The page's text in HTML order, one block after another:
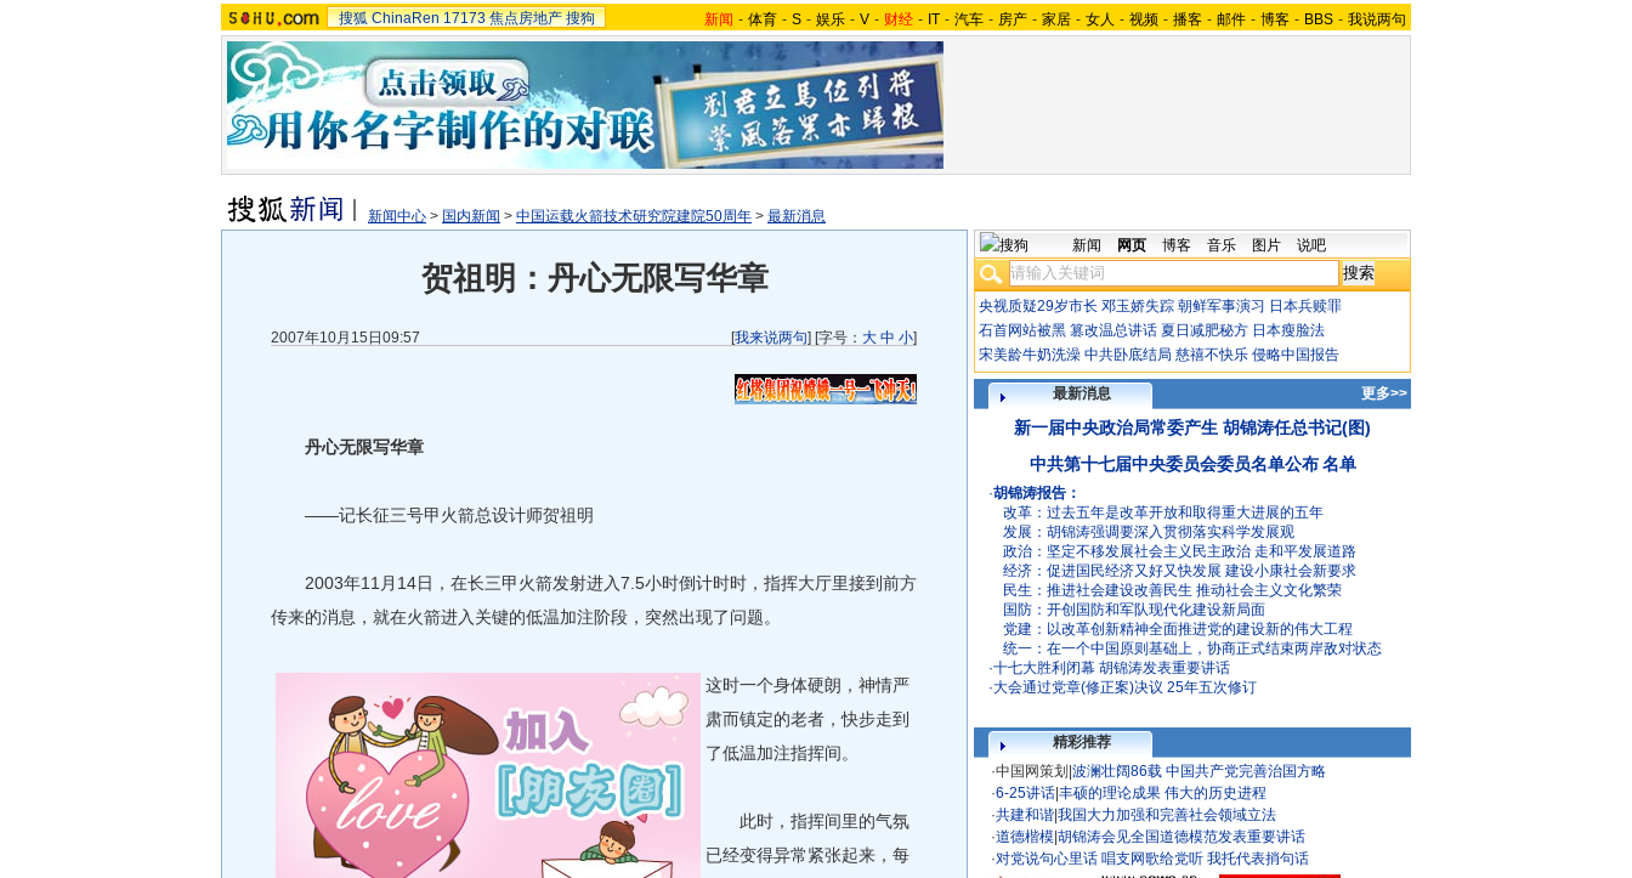
搜狐 ChinaRen 17173 焦点房地产 搜狗 新闻 - 体育 - S - 娱乐 - V - 财经 - IT - 汽车 - 房产 - 家居 - 女人 - 视频 - 播客 - 邮件 - 博客 - BBS - 我说两句
新闻中心 > 国内新闻 > 中国运载火箭技术研究院建院50周年 > 最新消息
贺祖明：丹心无限写华章
2007年10月15日09:57 [我来说两句] [字号： 大 中 小]
丹心无限写华章
——记长征三号甲火箭总设计师贺祖明
2003年11月14日，在长三甲火箭发射进入7.5小时倒计时时，指挥大厅里接到前方
传来的消息，就在火箭进入关键的低温加注阶段，突然出现了问题。
这时一个身体硬朗，神情严
肃而镇定的老者，快步走到
了低温加注指挥间。
此时，指挥间里的气氛
已经变得异常紧张起来，每
新闻 网页 博客 音乐 图片 说吧
央视质疑29岁市长 邓玉娇失踪 朝鲜军事演习 日本兵赎罪
石首网站被黑 篡改温总讲话 夏日减肥秘方 日本瘦脸法
宋美龄牛奶洗澡 中共卧底结局 慈禧不快乐 侵略中国报告
最新消息 更多>>
新一届中央政治局常委产生 胡锦涛任总书记(图)
中共第十七届中央委员会委员名单公布 名单
·胡锦涛报告：
改革： 过去五年是改革开放和取得重大进展的五年
发展： 胡锦涛强调要深入贯彻落实科学发展观
政治： 坚定不移发展社会主义民主政治 走和平发展道路
经济： 促进国民经济又好又快发展 建设小康社会新要求
民生： 推进社会建设改善民生 推动社会主义文化繁荣
国防： 开创国防和军队现代化建设新局面
党建： 以改革创新精神全面推进党的建设新的伟大工程
统一： 在一个中国原则基础上，协商正式结束两岸敌对状态
·十七大胜利闭幕 胡锦涛发表重要讲话
·大会通过党章(修正案)决议 25年五次修订
精彩推荐
·中国网策划 波澜壮阔86载 中国共产党完善治国方略
·6-25讲话 丰硕的理论成果 伟大的历史进程
·共建和谐 我国大力加强和完善社会领域立法
·道德楷模 胡锦涛会见全国道德模范发表重要讲话
·对党说句心里话 唱支网歌给党听 我托代表捎句话